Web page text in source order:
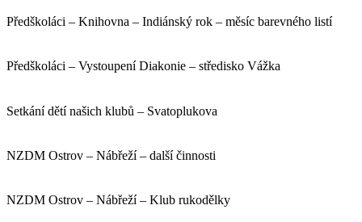
Předškoláci – Knihovna – Indiánský rok – měsíc barevného listí
Předškoláci – Vystoupení Diakonie – středisko Vážka
Setkání dětí našich klubů – Svatoplukova
NZDM Ostrov – Nábřeží – další činnosti
NZDM Ostrov – Nábřeží – Klub rukodělky